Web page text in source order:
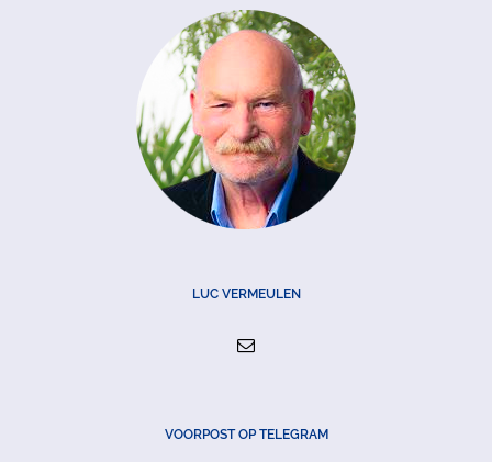
LUC VERMEULEN
VOORPOST OP TELEGRAM